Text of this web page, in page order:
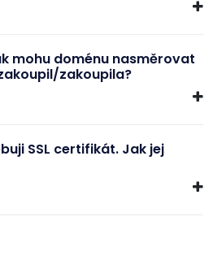
mohu doménu nasměrovat
zakoupila?
SSL certifikát. Jak jej